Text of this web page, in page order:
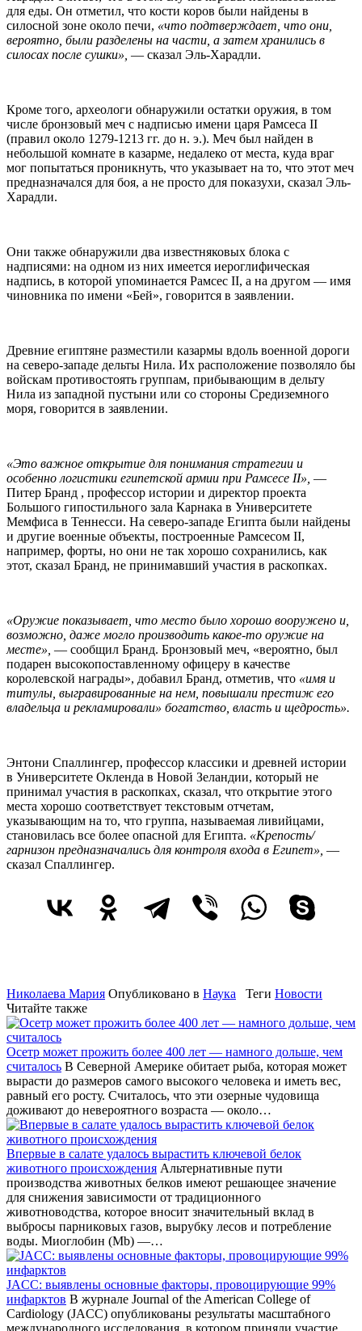
для еды. Он отметил, что кости коров были найдены в
силосной зоне около печи, «что подтверждает, что они,
вероятно, были разделены на части, а затем хранились в
силосах после сушки», — сказал Эль-Харадли.
Кроме того, археологи обнаружили остатки оружия, в том
числе бронзовый меч с надписью имени царя Рамсеса II
(правил около 1279-1213 гг. до н. э.). Меч был найден в
небольшой комнате в казарме, недалеко от места, куда враг
мог попытаться проникнуть, что указывает на то, что этот меч
предназначался для боя, а не просто для показухи, сказал Эль-
Харадли.
Они также обнаружили два известняковых блока с
надписями: на одном из них имеется иероглифическая
надпись, в которой упоминается Рамсес II, а на другом — имя
чиновника по имени «Бей», говорится в заявлении.
Древние египтяне разместили казармы вдоль военной дороги
на северо-западе дельты Нила. Их расположение позволяло бы
войскам противостоять группам, прибывающим в дельту
Нила из западной пустыни или со стороны Средиземного
моря, говорится в заявлении.
«Это важное открытие для понимания стратегии и
особенно логистики египетской армии при Рамсесе II», —
Питер Бранд , профессор истории и директор проекта
Большого гипостильного зала Карнака в Университете
Мемфиса в Теннесси. На северо-западе Египта были найдены
и другие военные объекты, построенные Рамсесом II,
например, форты, но они не так хорошо сохранились, как
этот, сказал Бранд, не принимавший участия в раскопках.
«Оружие показывает, что место было хорошо вооружено и,
возможно, даже могло производить какое-то оружие на
месте», — сообщил Бранд. Бронзовый меч, «вероятно, был
подарен высокопоставленному офицеру в качестве
королевской награды», добавил Бранд, отметив, что «имя и
титулы, выгравированные на нем, повышали престиж его
владельца и рекламировали» богатство, власть и щедрость».
Энтони Спаллингер, профессор классики и древней истории
в Университете Окленда в Новой Зеландии, который не
принимал участия в раскопках, сказал, что открытие этого
места хорошо соответствует текстовым отчетам,
указывающим на то, что группа, называемая ливийцами,
становилась все более опасной для Египта. «Крепость/
гарнизон предназначались для контроля входа в Египет», —
сказал Спаллингер.
Николаева Мария Опубликовано в Наука Теги Новости
Читайте также
Осетр может прожить более 400 лет — намного дольше, чем
считалось В Северной Америке обитает рыба, которая может
вырасти до размеров самого высокого человека и иметь вес,
равный его росту. Считалось, что эти озерные чудовища
доживают до невероятного возраста — около…
Впервые в салате удалось вырастить ключевой белок
животного происхождения Альтернативные пути
производства животных белков имеют решающее значение
для снижения зависимости от традиционного
животноводства, которое вносит значительный вклад в
выбросы парниковых газов, вырубку лесов и потребление
воды. Миоглобин (Mb) —…
JACC: выявлены основные факторы, провоцирующие 99%
инфарктов В журнале Journal of the American College of
Cardiology (JACC) опубликованы результаты масштабного
международного исследования, в котором приняли участие